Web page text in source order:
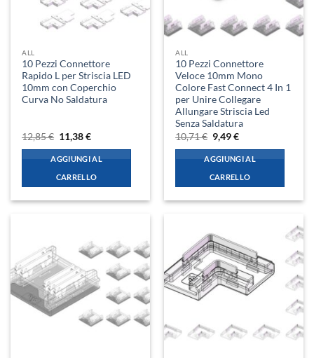
ALL
10 Pezzi Connettore
Rapido L per Striscia LED
10mm con Coperchio
Curva No Saldatura
12,85€ Il
prezzo
originale
era:
12,85 €.
11,38€Il
attuale
è:
11,38 €.
AGGIUNGI AL
CARRELLO
ALL
10 Pezzi Connettore
Veloce 10mm Mono
Colore Fast Connect 4 In 1
per Unire Collegare
Allungare Striscia Led
Senza Saldatura
10,71€ Il
prezzo
originale
era:
10,71 €.
9,49€Il
attuale
è:
9,49 €.
AGGIUNGI AL
CARRELLO